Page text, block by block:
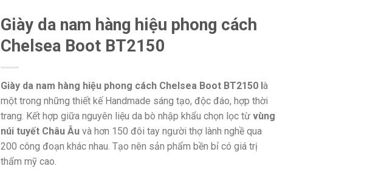
Giày da nam hàng hiệu phong cách
Chelsea Boot BT2150
Giày da nam hàng hiệu phong cách Chelsea Boot BT2150 là
một trong những thiết kế Handmade sáng tạo, độc đáo, hợp thời
trang. Kết hợp giữa nguyên liệu da bò nhập khẩu chọn lọc từ vùng
núi tuyết Châu Âuvà hơn 150 đôi tay người thợ lành nghề qua
200 công đoạn khác nhau. Tạo nên sản phẩm bền bỉ có giá trị
thẩm mỹ cao.